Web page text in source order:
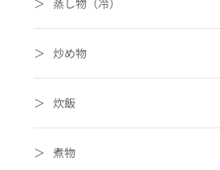
蒸し物（冷）
炒め物
炊飯
煮物